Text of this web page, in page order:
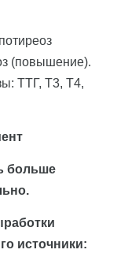
(повышение).
ТТГ, Т3, Т4,
больше
источники: